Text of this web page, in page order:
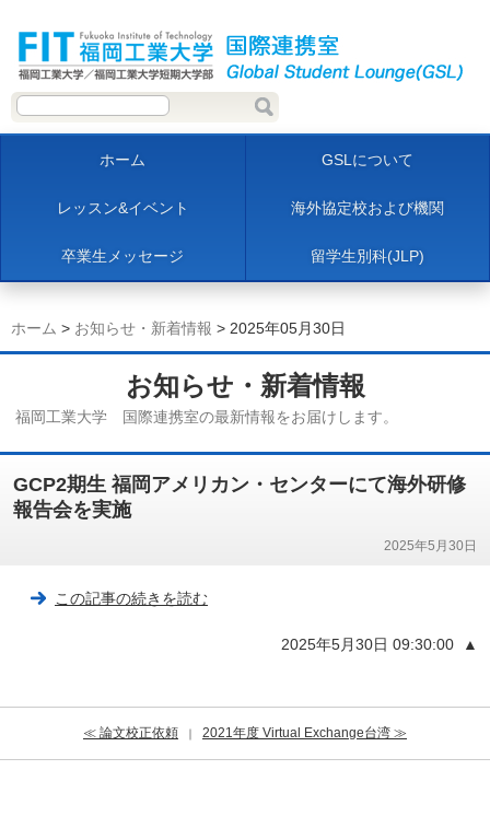
ホーム GSLについて
レッスン&イベント 海外協定校および機関
卒業生メッセージ 留学生別科(JLP)
ホーム > お知らせ・新着情報 > 2025年05月30日
お知らせ・新着情報
福岡工業大学 国際連携室の最新情報をお届けします。
GCP2期生 福岡アメリカン・センターにて海外研修
報告会を実施
2025年5月30日
この記事の続きを読む
2025年5月30日 09:30:00 ▲
≪ 論文校正依頼 ｜ 2021年度 Virtual Exchange台湾 ≫